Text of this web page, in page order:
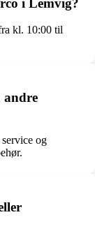
kl. 10:00 til
andre
og